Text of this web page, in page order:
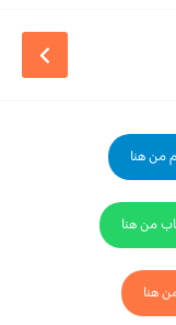
من هنا
من هنا
هنا